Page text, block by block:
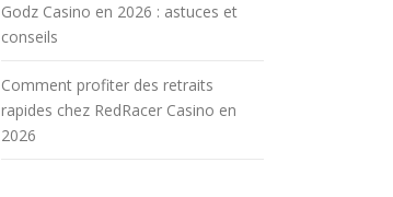
Godz Casino en 2026 : astuces et
conseils
Comment profiter des retraits
rapides chez RedRacer Casino en
2026